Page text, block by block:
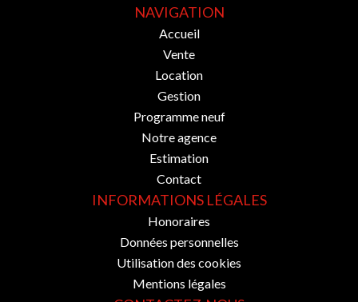
NAVIGATION
Accueil
Vente
Location
Gestion
Programme neuf
Notre agence
Estimation
Contact
INFORMATIONS LÉGALES
Honoraires
Données personnelles
Utilisation des cookies
Mentions légales